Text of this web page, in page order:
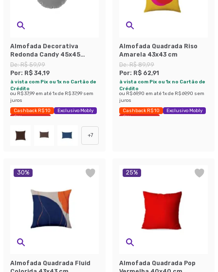
Almofada Decorativa
Redonda Candy 45x45
Linho Cinza
De:R$ 59,99
Por: R$ 34,19
à vista com Pix ou 1x no Cartão de
Crédito
ou R$ 37,99 em até1x de R$ 37,99 sem
juros
Cashback R$ 10
Exclusivo Mobly
Últimas peças
+7
Almofada Quadrada Riso
Amarela 43x43 cm
De:R$ 89,99
Por: R$ 62,91
à vista com Pix ou 1x no Cartão de
Crédito
ou R$ 69,90 em até1x de R$ 69,90 sem
juros
Cashback R$ 10
Exclusivo Mobly
Últimas peças
30%
Almofada Quadrada Fluid
25%
Almofada Quadrada Pop